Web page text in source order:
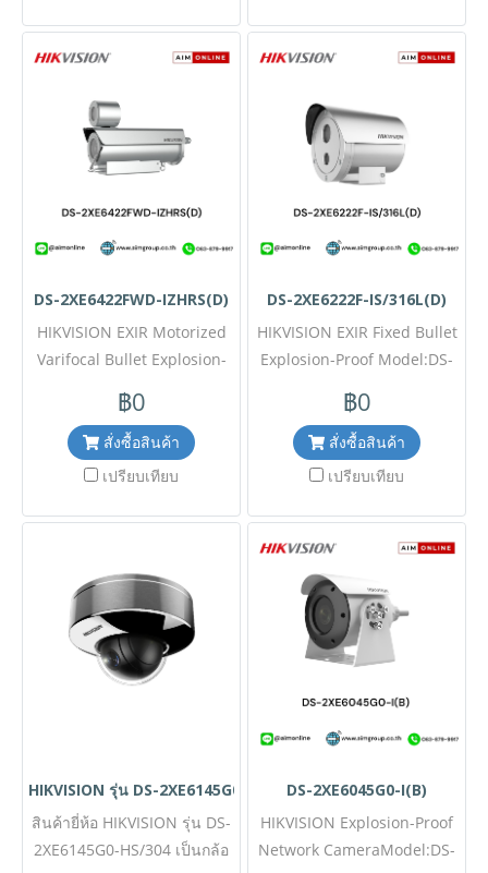
ไม่รวมภาษีมูลค่าเพิ่ม,ค่า
ขนส่ง)เช็คสต๊อกล่าสุดสินค้า
ตั้ง #NP 24
สินค้ายังไม่รวมภาษีมูลค่าเพิ่ม,
ค่าขนส่ง ) เช็คสต๊อกล่าสุด
ค่าติดตั้ง #NP 24
DS-2XE6422FWD-IZHRS(D)
HIKVISION EXIR Motorized
Varifocal Bullet Explosion-
2XE6422FWD-IZHRS(D)ขอ
ราคาพิเศษสำหรับงานโครงการ
ติดต่อฝ่ายขาย Line ID :
063-879-9917 ( สินค้ายังไม่
เช็คสต๊อกล่าสุดสินค้าก่อนสั่งซื้อ
ราคายังไม่รวมค่าติดตั้ง #NP
24
฿0
สั่งซื้อสินค้า
เปรียบเทียบ
DS-2XE6222F-IS/316L(D)
HIKVISION EXIR Fixed Bullet
Explosion-Proof Model:DS-
พิเศษสำหรับงานโครงการ
ติดต่อฝ่ายขาย Line ID :
@aimonline ฝ่ายขายโทร:
รวมภาษีมูลค่าเพิ่ม, ค่าขนส่ง )
เช็คสต๊อกล่าสุดสินค้าก่อนสั่งซื้อ
ราคายังไม่รวมค่าติดตั้ง #NP
24
฿0
สั่งซื้อสินค้า
เปรียบเทียบ
HIKVISION รุ่น DS-2XE6145G0-HS/304
สินค้ายี่ห้อ HIKVISION รุ่น DS-
2XE6145G0-HS/304 เป็นกล้อ
DS-2XE6045G0-I(B)
HIKVISION Explosion-Proof
Network CameraModel:DS-